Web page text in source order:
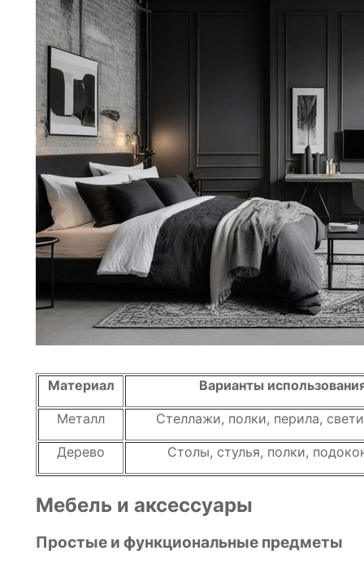
Материал Варианты
Металл Стеллажи, полки, перила,
Дерево Столы, стулья, полки,
Мебель и аксессуары
Простые и функциональные предметы